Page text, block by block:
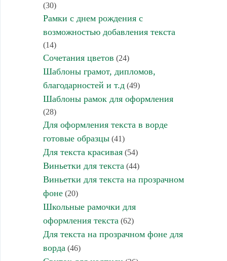
(30)
Рамки с днем рождения с
возможностью добавления текста
(14)
Сочетания цветов (24)
Шаблоны грамот, дипломов,
благодарностей и т.д(49)
Шаблоны рамок для оформления
(28)
Для оформления текста в ворде
готовые образцы(41)
Для текста красивая(54)
Виньетки для текста (44)
Виньетки для текста на прозрачном
фоне(20)
Школьные рамочки для
оформления текста (62)
Для текста на прозрачном фоне для
ворда (46)